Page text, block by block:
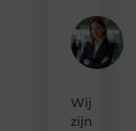
Wij
zijn